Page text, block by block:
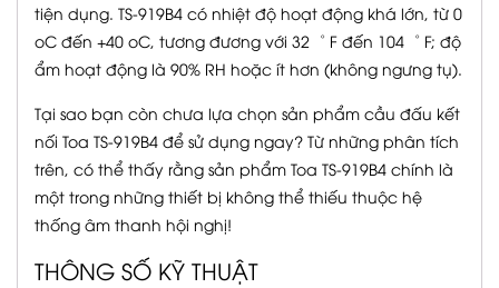
tiện dụng. TS-919B4 có nhiệt độ hoạt động khá lớn, từ 0
oC đến +40 oC, tương đương với 32゜ F đến 104゜ F; độ
ẩm hoạt động là 90% RH hoặc ít hơn (không ngưng tụ).
Tại sao bạn còn chưa lựa chọn sản phẩm cầu đấu kết
nối Toa TS-919B4 để sử dụng ngay? Từ những phân tích
trên, có thể thấy rằng sản phẩm Toa TS-919B4 chính là
một trong những thiết bị không thể thiếu thuộc hệ
thống âm thanh hội nghị!
THÔNG SỐ KỸ THUẬT